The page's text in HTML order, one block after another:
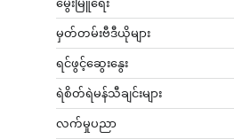
မွေးမြူရေး
မှတ်တမ်းဗီဒီယိုများ
ရင်ဖွင့်ဆွေးနွေး
ရဲစိတ်ရဲမန်သီချင်းများ
လက်မှုပညာ